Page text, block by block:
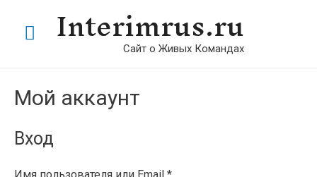
Interimrus.ru
Сайт о Живых Командах
Главное
Мой аккаунт
Вход